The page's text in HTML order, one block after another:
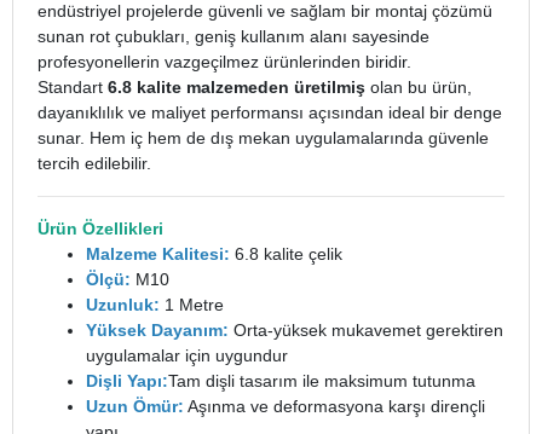
endüstriyel projelerde güvenli ve sağlam bir montaj çözümü
sunan rot çubukları, geniş kullanım alanı sayesinde
profesyonellerin vazgeçilmez ürünlerinden biridir.
Standart 6.8 kalite malzemeden üretilmiş olan bu ürün,
dayanıklılık ve maliyet performansı açısından ideal bir denge
sunar. Hem iç hem de dış mekan uygulamalarında güvenle
tercih edilebilir.
Ürün Özellikleri
Malzeme Kalitesi: 6.8 kalite çelik
Ölçü: M10
Uzunluk: 1 Metre
Yüksek Dayanım: Orta-yüksek mukavemet gerektiren
uygulamalar için uygundur
Dişli Yapı:Tam dişli tasarım ile maksimum tutunma
Uzun Ömür: Aşınma ve deformasyona karşı dirençli